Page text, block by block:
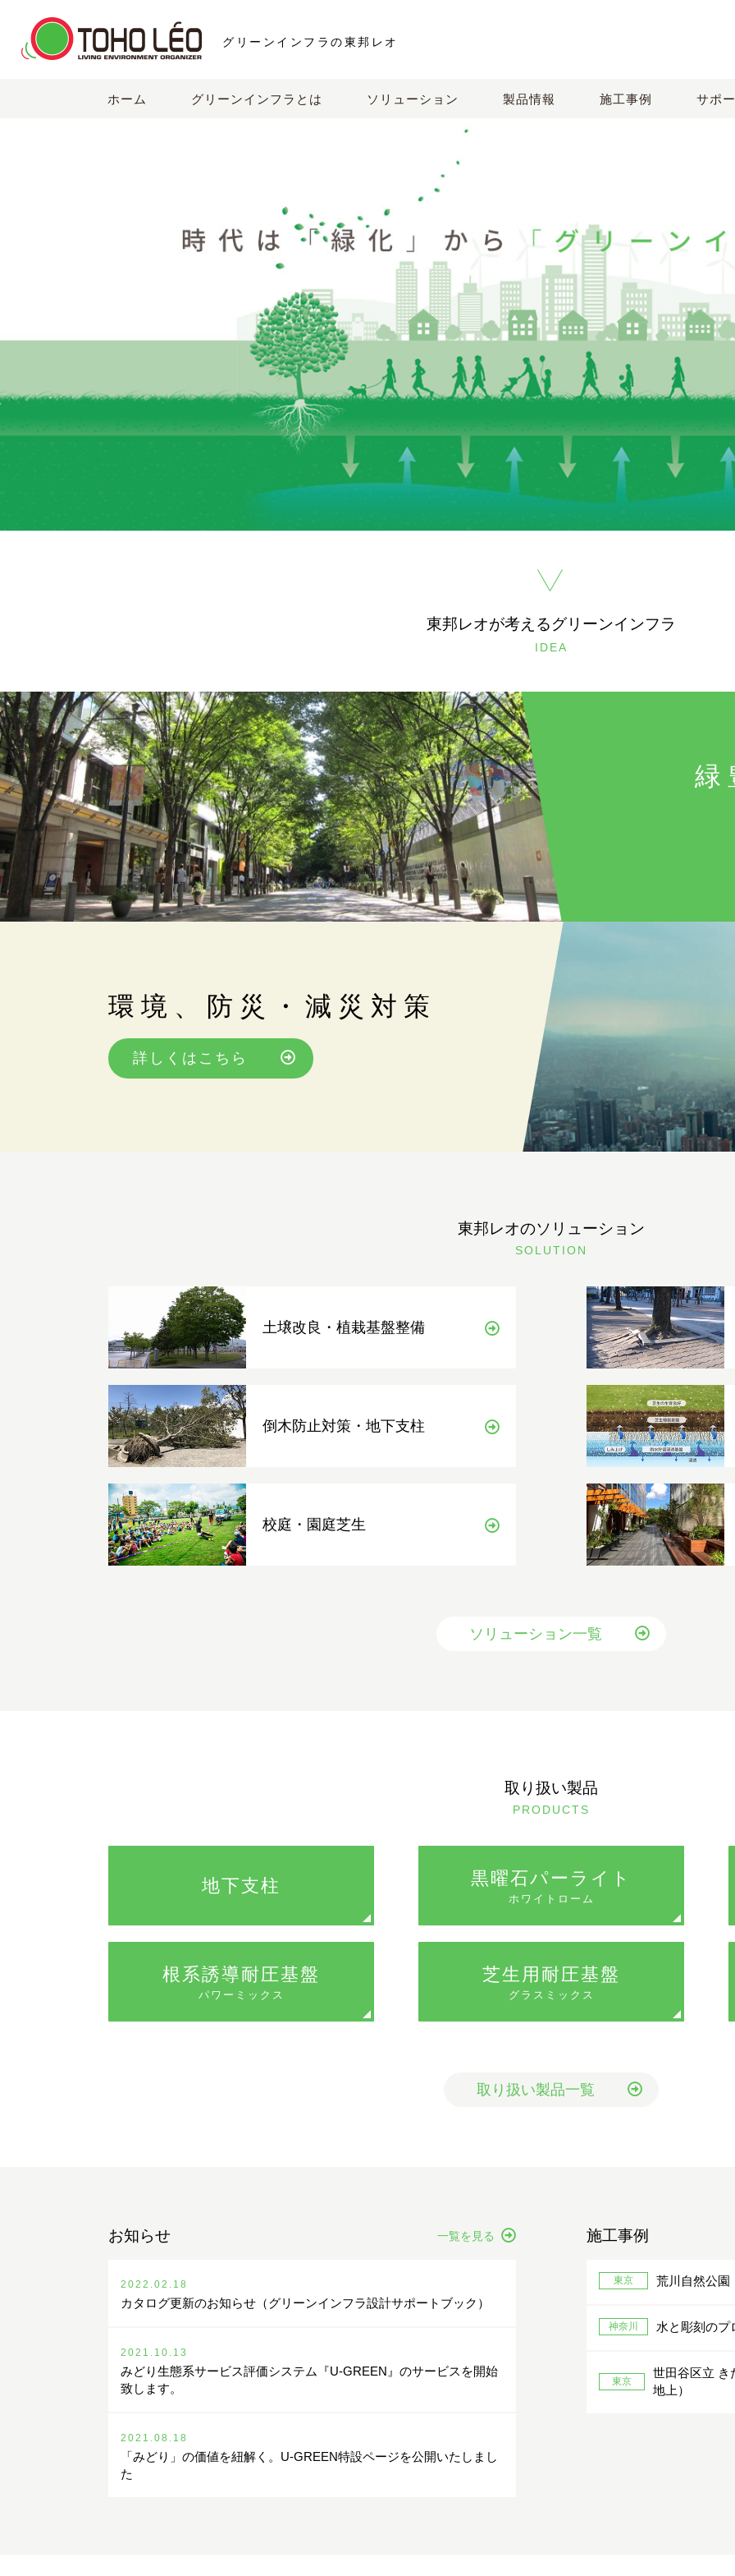
グリーンインフラの東邦レオ
ホーム グリーンインフラとは ソリューション 製品情報 施工事例 サポ
東邦レオが考えるグリーンインフラ
IDEA
緑
環境、防災・減災対策
詳しくはこちら
東邦レオのソリューション
SOLUTION
土壌改良・植栽基盤整備
倒木防止対策・地下支柱
校庭・園庭芝生
ソリューション一覧
取り扱い製品
PRODUCTS
地下支柱 黒曜石パーライト
ホワイトローム
根系誘導耐圧基盤
パワーミックス
芝生用耐圧基盤
グラスミックス
取り扱い製品一覧
お知らせ 一覧を見る
2022.02.18
カタログ更新のお知らせ（グリーンインフラ設計サポートブック）
2021.10.13
みどり生態系サービス評価システム『U-GREEN』のサービスを開始
致します。
2021.08.18
「みどり」の価値を紐解く。U-GREEN特設ページを公開いたしまし
た
施工事例
東京 荒川自然公園
神奈川 水と彫刻のプ
東京
世田谷区立 き
地上）